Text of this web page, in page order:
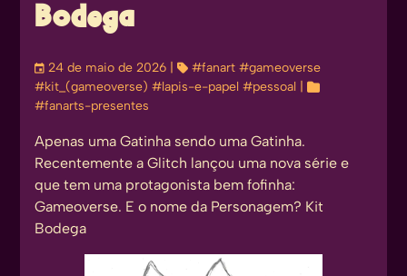
Bodega
󰃭24 de maio de 2026 | #fanart #gameoverse
#kit_(gameoverse) #lapis-e-papel #pessoal
| 
#fanarts-presentes
Apenas uma Gatinha sendo uma Gatinha.
Recentemente a Glitch lançou uma nova série e
que tem uma protagonista bem fofinha:
Gameoverse. E o nome da Personagem? Kit
Bodega